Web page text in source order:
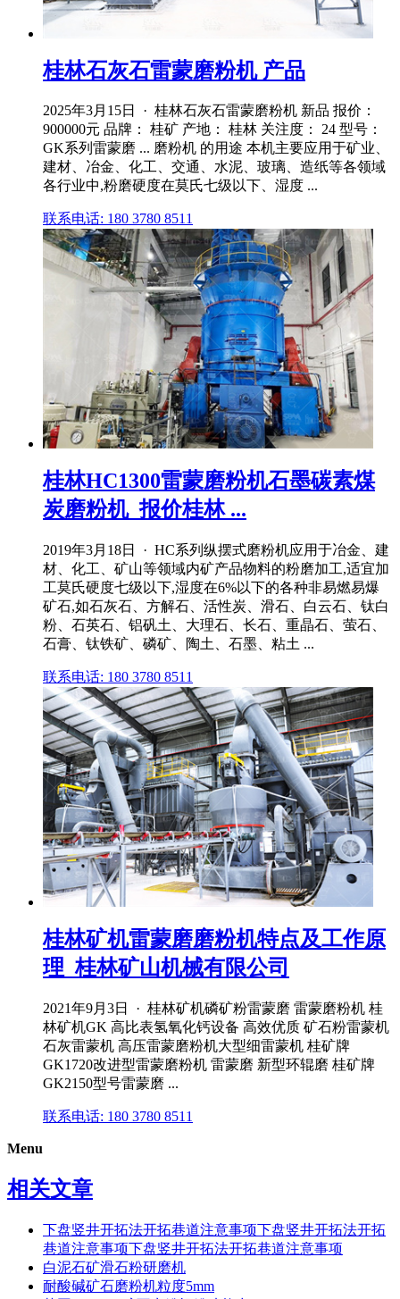
桂林石灰石雷蒙磨粉机 产品
2025年3月15日 · 桂林石灰石雷蒙磨粉机 新品 报价：
900000元 品牌： 桂矿 产地： 桂林 关注度： 24 型号：
GK系列雷蒙磨 ... 磨粉机 的用途 本机主要应用于矿业、
建材、冶金、化工、交通、水泥、玻璃、造纸等各领域
各行业中,粉磨硬度在莫氏七级以下、湿度 ...
联系电话: 180 3780 8511
桂林HC1300雷蒙磨粉机石墨碳素煤
炭磨粉机_报价桂林 ...
2019年3月18日 · HC系列纵摆式磨粉机应用于冶金、建
材、化工、矿山等领域内矿产品物料的粉磨加工,适宜加
工莫氏硬度七级以下,湿度在6%以下的各种非易燃易爆
矿石,如石灰石、方解石、活性炭、滑石、白云石、钛白
粉、石英石、铝矾土、大理石、长石、重晶石、萤石、
石膏、钛铁矿、磷矿、陶土、石墨、粘土 ...
联系电话: 180 3780 8511
桂林矿机雷蒙磨磨粉机特点及工作原
理_桂林矿山机械有限公司
2021年9月3日 · 桂林矿机磷矿粉雷蒙磨 雷蒙磨粉机 桂
林矿机GK 高比表氢氧化钙设备 高效优质 矿石粉雷蒙机
石灰雷蒙机 高压雷蒙磨粉机大型细雷蒙机 桂矿牌
GK1720改进型雷蒙磨粉机 雷蒙磨 新型环辊磨 桂矿牌
GK2150型号雷蒙磨 ...
联系电话: 180 3780 8511
Menu
相关文章
下盘竖井开拓法开拓巷道注意事项下盘竖井开拓法开拓
巷道注意事项下盘竖井开拓法开拓巷道注意事项
白泥石矿滑石粉研磨机
耐酸碱矿石磨粉机粒度5mm